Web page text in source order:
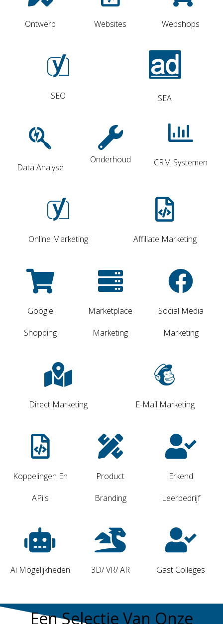
Ontwerp Websites Webshops
SEO SEA
Data Analyse
Onderhoud CRM Systemen
Online Marketing Affiliate Marketing
Google
Shopping
Marketplace
Marketing
Social Media
Marketing
Direct Marketing E-Mail Marketing
Koppelingen En
APi's
Product
Branding
Erkend
Leerbedrijf
Ai Mogelijkheden 3D/ VR/ AR Gast Colleges
Een Selectie Van Onze